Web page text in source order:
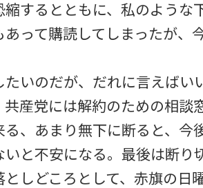
するとともに、私のような
って購読してしまったが、
いのだが、だれに言えばい
産党には解約のための相談
、あまり無下に断ると、今
と不安になる。最後は断り
しどころとして、赤旗の日